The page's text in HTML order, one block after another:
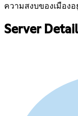
ความสงบของเมือง
Server